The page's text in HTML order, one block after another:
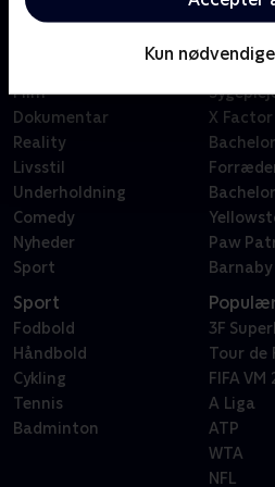
Kun
Kategorier
Film
Dokumentar
Reality
Livsstil
Underholdning
Comedy
Nyheder
Sport
X Factor
Bachelor
Paw
Barnaby
Sport
Fodbold
Håndbold
Cykling
Tennis
Badminton
3F
Tour de
FIFA VM
A Liga
ATP
WTA
NFL